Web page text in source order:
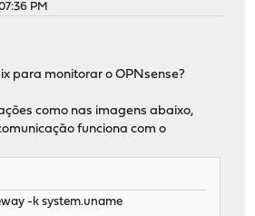
PM
para monitorar o OPNsense?
como nas imagens abaixo,
funciona com o
-k system.uname